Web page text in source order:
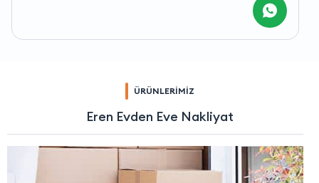
ÜRÜNLERİMİZ
Eren Evden Eve Nakliyat